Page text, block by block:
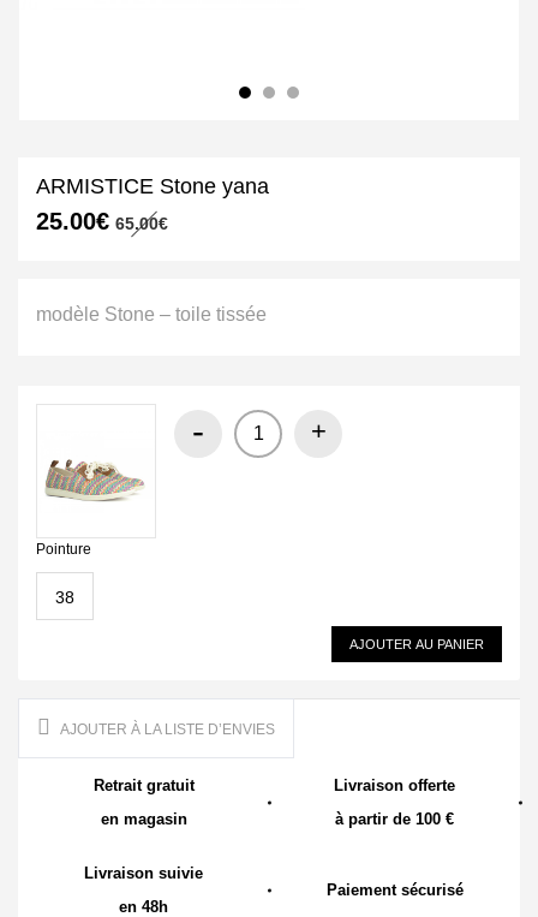
ARMISTICE Stone yana
65.00€Le
65.00€.
25.00€ Le
25.00€.
modèle Stone – toile tissée
- +
Pointure
38
AJOUTER AU PANIER
AJOUTER À LA LISTE D’ENVIES
Retrait gratuit
en magasin
Livraison offerte
à partir de 100 €
Livraison suivie
en 48h
Paiement sécurisé